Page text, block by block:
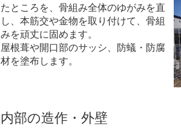
たところを、骨組み全体のゆがみを直
し、本筋交や金物を取り付けて、骨組
みを頑丈に固めます。
屋根葺や開口部のサッシ、防蟻・防腐
材を塗布します。
内部の造作・外壁